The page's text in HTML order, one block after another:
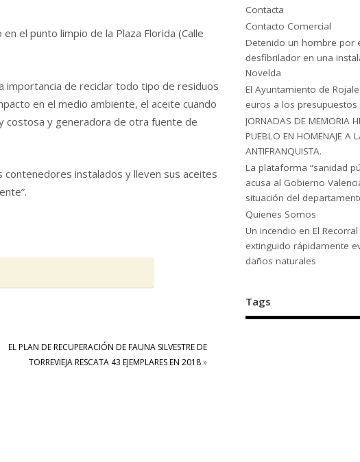
el punto limpio de la Plaza Florida (Calle
importancia de reciclar todo tipo de residuos
en el medio ambiente, el aceite cuando
costosa y generadora de otra fuente de
instalados y lleven sus aceites
EL PLAN DE RECUPERACIÓN DE FAUNA SILVESTRE DE
TORREVIEJA RESCATA 43 EJEMPLARES EN 2018»
Contacta
Contacto Comercial
Detenido un hombre por
desfibrilador en una
Novelda
El Ayuntamiento de
euros a los presupuestos
JORNADAS DE MEMORIA
PUEBLO EN HOMENAJE A
ANTIFRANQUISTA.
La plataforma “sanidad
acusa al Gobierno
situación del
Quienes Somos
Un incendio en El
extinguido rápidamente
daños naturales
Tags